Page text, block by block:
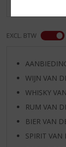
EXCL. BTW
WIJN VAN
WHISKY
RUM VAN
BIER VAN
SPIRIT